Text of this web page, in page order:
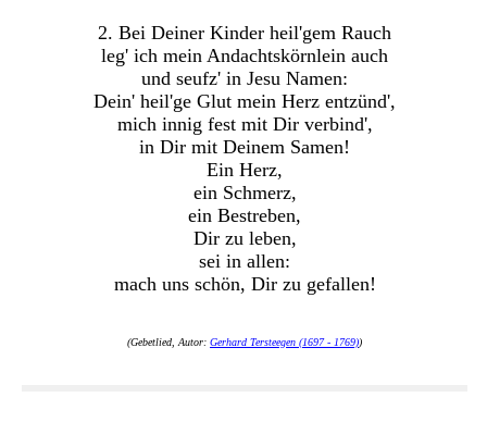
2. Bei Deiner Kinder heil'gem Rauch
leg' ich mein Andachtskörnlein auch
und seufz' in Jesu Namen:
Dein' heil'ge Glut mein Herz entzünd',
mich innig fest mit Dir verbind',
in Dir mit Deinem Samen!
Ein Herz,
ein Schmerz,
ein Bestreben,
Dir zu leben,
sei in allen:
mach uns schön, Dir zu gefallen!
(Gebetlied, Autor: Gerhard Tersteegen (1697 - 1769))